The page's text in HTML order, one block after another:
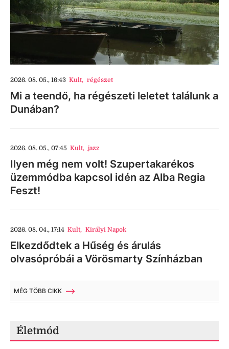
2026. 08. 05., 16:43 Kult, régészet
Mi a teendő, ha régészeti leletet találunk a
Dunában?
2026. 08. 05., 07:45 Kult, jazz
Ilyen még nem volt! Szupertakarékos
üzemmódba kapcsol idén az Alba Regia
Feszt!
2026. 08. 04., 17:14 Kult, Királyi Napok
Elkezdődtek a Hűség és árulás
olvasópróbái a Vörösmarty Színházban
MÉG TÖBB CIKK
Életmód